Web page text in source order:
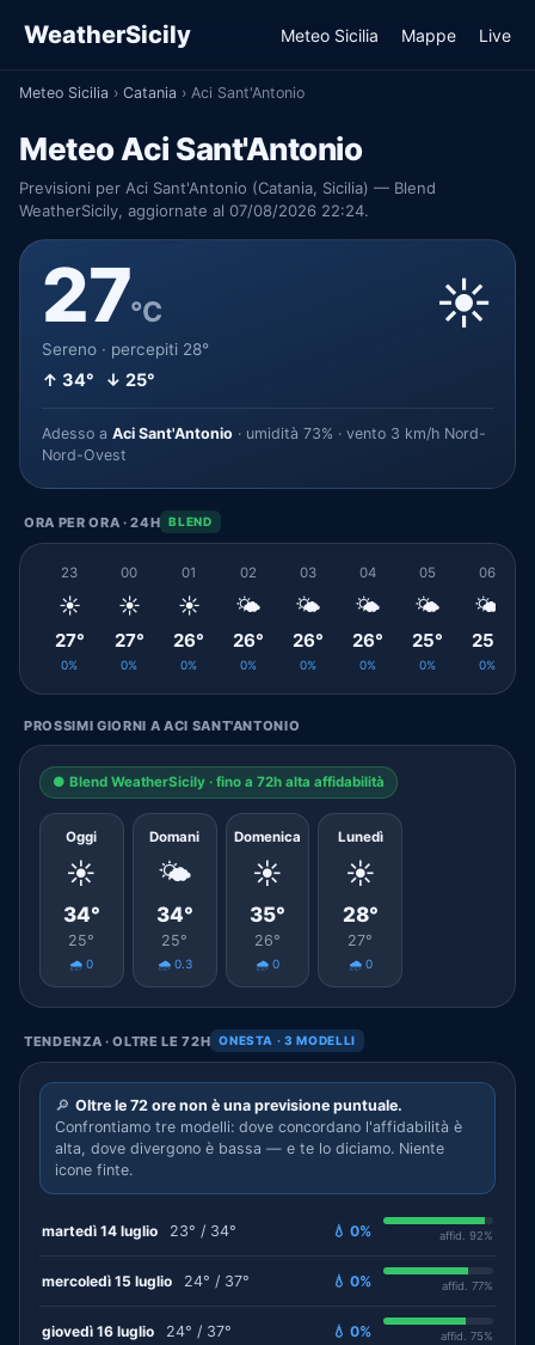
WeatherSicily Meteo Sicilia Mappe Live
Meteo Sicilia › Catania › Aci Sant'Antonio
Meteo Aci Sant'Antonio
Previsioni per Aci Sant'Antonio (Catania, Sicilia) — Blend
WeatherSicily, aggiornate al 07/08/2026 22:24.
27°C
Sereno · percepiti 28°
↑ 34° ↓ 25°
☀️
Adesso a Aci Sant'Antonio · umidità 73% · vento 3 km/h Nord-
Nord-Ovest
ORA PER ORA · 24H BLEND
23
☀️
27°
0%
00
☀️
27°
0%
01
☀️
26°
0%
02
🌤️
26°
0%
03
🌤️
26°
0%
04
🌤️
26°
0%
05
🌤️
25°
0%
06
🌤️
25°
0%
PROSSIMI GIORNI A ACI SANT'ANTONIO
● Blend WeatherSicily · fino a 72h alta affidabilità
Oggi
☀️
34°
25°
🌧️ 0
Domani
🌤️
34°
25°
🌧️ 0.3
Domenica
☀️
35°
26°
🌧️ 0
Lunedì
☀️
28°
27°
🌧️ 0
TENDENZA · OLTRE LE 72H ONESTA · 3 MODELLI
🔎 Oltre le 72 ore non è una previsione puntuale.
Confrontiamo tre modelli: dove concordano l'affidabilità è
alta, dove divergono è bassa — e te lo diciamo. Niente
icone finte.
martedì 14 luglio 23° / 34° 💧 0% affid. 92%
mercoledì 15 luglio 24° / 37° 💧 0% affid. 77%
giovedì 16 luglio 24° / 37° 💧 0% affid. 75%